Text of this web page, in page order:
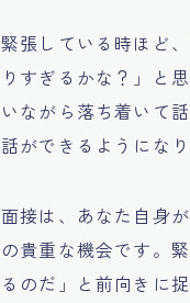
緊張している時ほど
りすぎるかな？」と
いながら落ち着いて
話ができるようになり
面接は、あなた自身
の貴重な機会です。
るのだ」と前向きに